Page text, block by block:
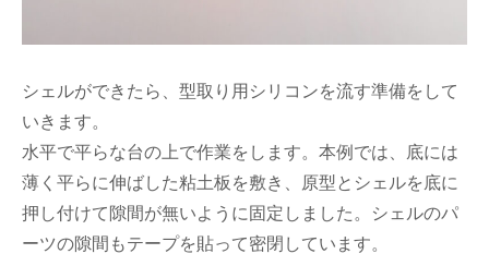
シェルができたら、型取り用シリコンを流す準備をして
いきます。
水平で平らな台の上で作業をします。本例では、底には
薄く平らに伸ばした粘土板を敷き、原型とシェルを底に
押し付けて隙間が無いように固定しました。シェルのパ
ーツの隙間もテープを貼って密閉しています。